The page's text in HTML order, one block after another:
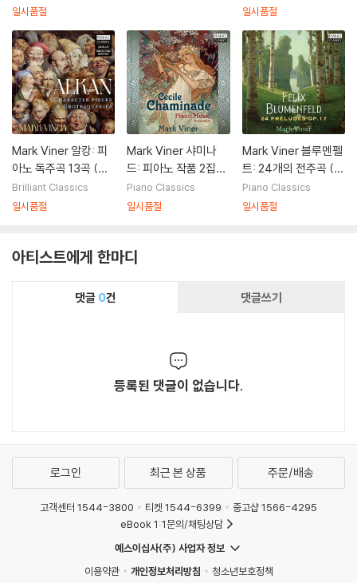
Juvenilia)
일시품절
mas)
n)
일시품절
Mark Viner 알캉: 피
아노 독주곡 13곡 (Alk
an: Character Piec
es & Grotesquerie
Brilliant Classics
일시품절
Mark Viner 샤미나
드: 피아노 작품 2집
(Chaminade: Piano
Music, Volume 2)
Piano Classics
일시품절
Mark Viner 블루멘펠
트: 24개의 전주곡 (F
elix Blumenfeld: 24
Preludes Op.17)
Piano Classics
일시품절
아티스트에게 한마디
댓글 0건 댓글쓰기
등록된 댓글이 없습니다.
로그인 최근 본 상품 주문/배송
고객센터 1544-3800 티켓 1544-6399
중고샵 1566-4295
eBook 1:1문의/채팅상담
예스이십사(주) 사업자 정보
이용약관
개인정보처리방침
청소년보호정책